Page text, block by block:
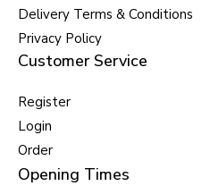
Delivery Terms & Conditions
Privacy Policy
Customer Service
Register
Login
Order
Opening Times